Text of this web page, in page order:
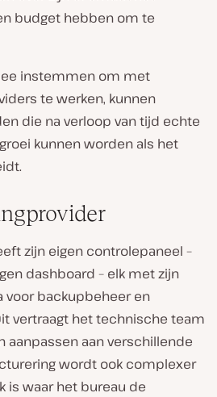
budget hebben om te
instemmen om met
te werken, kunnen
die na verloop van tijd echte
kunnen worden als het
zijn eigen controlepaneel –
dashboard – elk met zijn
voor backupbeheer en
vertraagt het technische team
aanpassen aan verschillende
wordt ook complexer
is waar het bureau de